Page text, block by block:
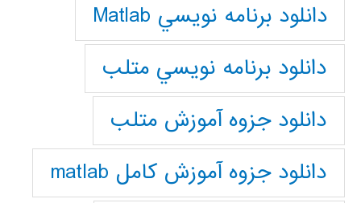
دانلود برنامه نويسي Matlab
دانلود برنامه نويسي متلب
دانلود جزوه آموزش متلب
دانلود جزوه آموزش کامل matlab